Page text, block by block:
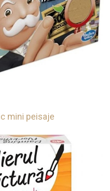
mini peisaje